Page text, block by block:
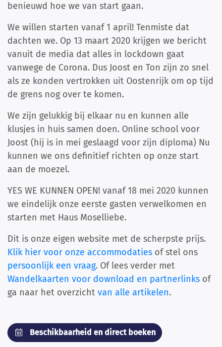
benieuwd hoe we van start gaan.
We willen starten vanaf 1 april! Tenmiste dat
dachten we. Op 13 maart 2020 krijgen we bericht
vanuit de media dat alles in lockdown gaat
vanwege de Corona. Dus Joost en Ton zijn zo snel
als ze konden vertrokken uit Oostenrijk om op tijd
de grens nog over te komen.
We zijn gelukkig bij elkaar nu en kunnen alle
klusjes in huis samen doen. Online school voor
Joost (hij is in mei geslaagd voor zijn diploma) Nu
kunnen we ons definitief richten op onze start
aan de moezel.
YES WE KUNNEN OPEN! vanaf 18 mei 2020 kunnen
we eindelijk onze eerste gasten verwelkomen en
starten met Haus Moselliebe.
Dit is onze eigen website met de scherpste prijs.
Klik hier voor onze accommodaties of stel ons
persoonlijk een vraag. Of lees verder met
Wandelkaarten voor download en partnerlinks of
ga naar het overzicht van alle artikelen.
Beschikbaarheid en direct boeken